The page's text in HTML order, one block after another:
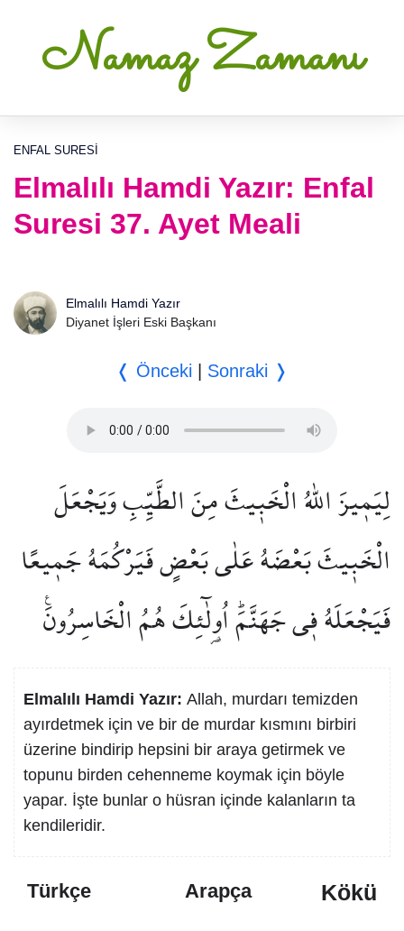
Namaz Zamanı
ENFAL SURESI
Elmalılı Hamdi Yazır: Enfal
Suresi 37. Ayet Meali
Elmalılı Hamdi Yazır
Diyanet İşleri Eski Başkanı
❬ Önceki Sonraki ❭
لِيَم۪يزَ اللّٰهُ الْخَب۪يثَ مِنَ الطَّيِّبِ وَيَجْعَلَ
الْخَب۪يثَ بَعْضَهُ عَلٰى بَعْضٍ فَيَرْكُمَهُ جَم۪يعًا
فَيَجْعَلَهُ ف۪ي جَهَنَّمَۜ اُو۬لٰٓئِكَ هُمُ الْخَاسِرُونَ۟
Elmalılı Hamdi Yazır: Allah, murdarı temizden
ayırdetmek için ve bir de murdar kısmını birbiri
üzerine bindirip hepsini bir araya getirmek ve
topunu birden cehenneme koymak için böyle
yapar. İşte bunlar o hüsran içinde kalanların ta
kendileridir.
Türkçe Arapça Kökü